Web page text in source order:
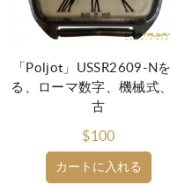
カートに入れる
「Poljot」USSR2609-N
る、ローマ数字、機械式
古
$100